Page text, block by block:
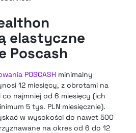
elastyczne
Poscash
POSCASH minimalny
12 miesięcy, z obrotami na
najmniej od 6 miesięcy (ich
5 tys. PLN miesięcznie).
w wysokości do nawet 500
na okres od 6 do 12